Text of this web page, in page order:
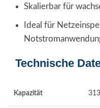
Skalierbar für
Ideal für
Technische
Kapazität